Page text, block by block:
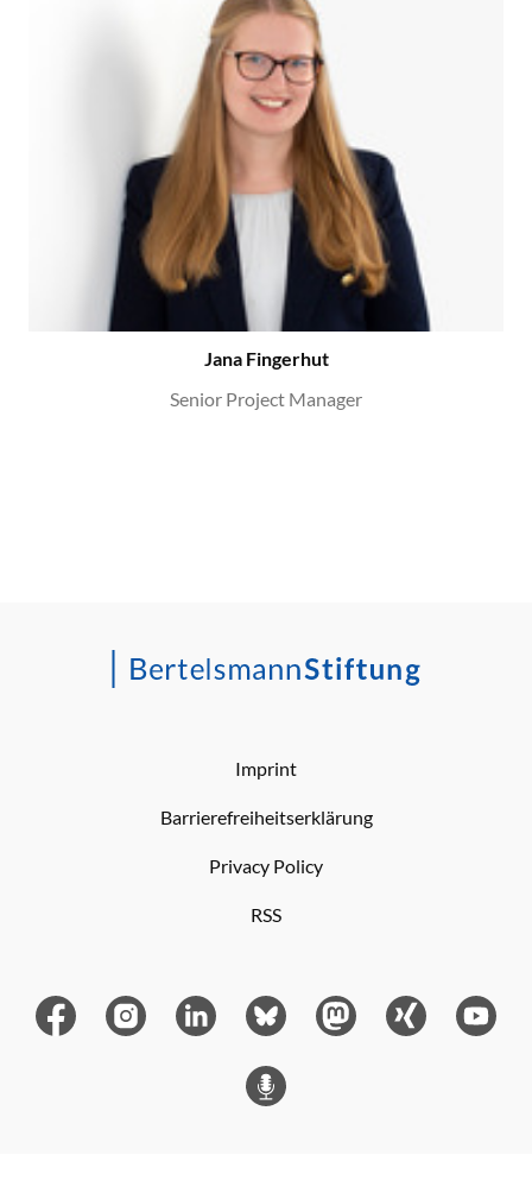
Jana Fingerhut
Senior Project Manager
Imprint
Barrierefreiheitserklärung
Privacy Policy
RSS